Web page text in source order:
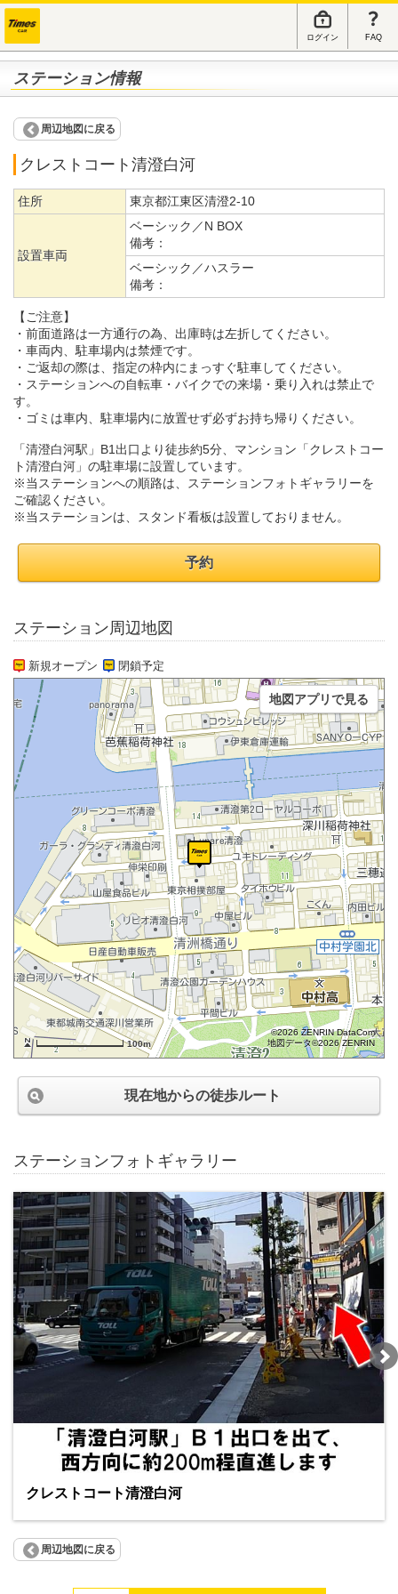
ログイン FAQ
ステーション情報
周辺地図に戻る
クレストコート清澄白河
住所 東京都江東区清澄2-10
設置車両
ベーシック／N BOX
備考：
ベーシック／ハスラー
備考：
【ご注意】
・前面道路は一方通行の為、出庫時は左折してください。
・車両内、駐車場内は禁煙です。
・ご返却の際は、指定の枠内にまっすぐ駐車してください。
・ステーションへの自転車・バイクでの来場・乗り入れは禁止で
す。
・ゴミは車内、駐車場内に放置せず必ずお持ち帰りください。
「清澄白河駅」B1出口より徒歩約5分、マンション「クレストコー
ト清澄白河」の駐車場に設置しています。
※当ステーションへの順路は、ステーションフォトギャラリーを
ご確認ください。
※当ステーションは、スタンド看板は設置しておりません。
予約
ステーション周辺地図
新規オープン 閉鎖予定
100m
©2026 ZENRIN DataCom
地図データ©2026 ZENRIN
地図アプリで見る
現在地からの徒歩ルート
ステーションフォトギャラリー
クレストコート清澄白河
周辺地図に戻る